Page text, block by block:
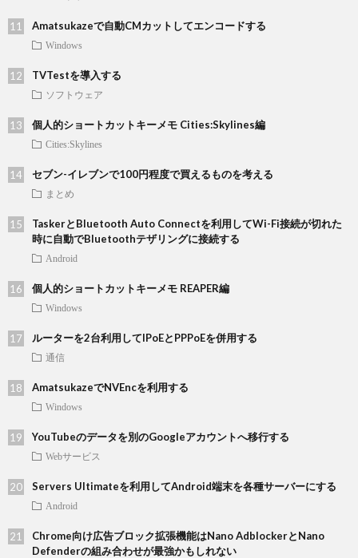
Amatsukazeで自動CMカットしてエンコードする
Windows
TVTestを導入する
ソフトウェア
個人的ショートカットキーメモ Cities:Skylines編
Cities:Skylines
セブン-イレブンで100円程度で買えるものを考える
まとめ
TaskerとBluetooth Auto Connectを利用してWi-Fi接続が切れた
時に自動でBluetoothテザリングに接続する
Android
個人的ショートカットキーメモ REAPER編
Windows
ルーターを2台利用してIPoEとPPPoEを併用する
通信
AmatsukazeでNVEncを利用する
Windows
YouTubeのデータを別のGoogleアカウントへ移行する
Webサービス
Servers Ultimateを利用してAndroid端末を各種サーバーにする
Android
Chrome向け広告ブロック拡張機能はNano AdblockerとNano
Defenderの組み合わせが最強かもしれない